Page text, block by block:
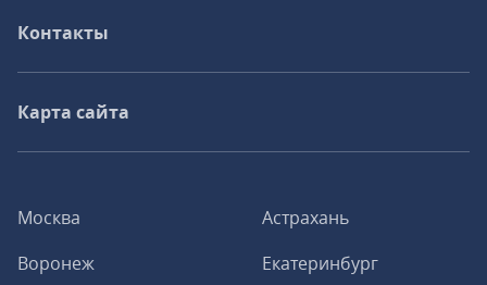
Москва
Астрахань
Воронеж
Екатеринбург
Контакты
Карта сайта